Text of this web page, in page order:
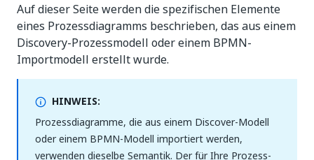
Auf dieser Seite werden die spezifischen Elemente
eines Prozessdiagramms beschrieben, das aus einem
Discovery-Prozessmodell oder einem BPMN-
Importmodell erstellt wurde.
HINWEIS:
Prozessdiagramme, die aus einem Discover-Modell
oder einem BPMN-Modell importiert werden,
verwenden dieselbe Semantik. Der für Ihre Prozess-